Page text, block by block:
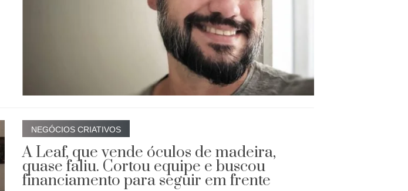
NEGÓCIOS CRIATIVOS
A Leaf, que vende óculos de madeira,
quase faliu. Cortou equipe e buscou
financiamento para seguir em frente